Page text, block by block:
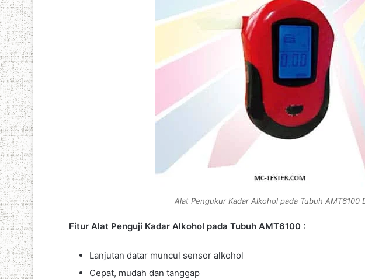
Alat Pengukur Kadar Alkohol pada Tubuh AMT6100
Fitur Alat Penguji Kadar Alkohol pada Tubuh AMT6100 :
Lanjutan datar muncul sensor alkohol
Cepat, mudah dan tanggap